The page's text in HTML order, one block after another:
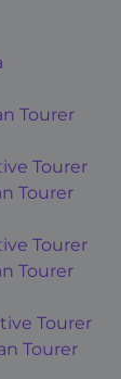
Tourer
Tourer
Tourer
Tourer
Tourer
Tourer
Tourer